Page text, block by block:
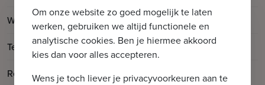
Woonoppervlakte 74m2
Terrasoppervlakte 9m 2
Renovatiejaar 2022
Om onze website zo goed mogelijk te laten
werken, gebruiken we altijd functionele en
analytische cookies. Ben je hiermee akkoord
kies dan voor alles accepteren.
Wens je toch liever je privacyvoorkeuren aan te